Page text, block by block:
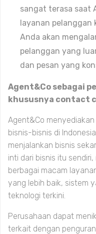
sangat terasa saat
layanan pelanggan
Anda akan
pelanggan yang
dan pesan yang
Agent&Co sebagai
khususnya contact
Agent&Co
bisnis-bisnis di
menjalankan bisnis
inti dari bisnis itu
berbagai macam
yang lebih baik, sistem
teknologi terkini.
Perusahaan dapat
terkait dengan